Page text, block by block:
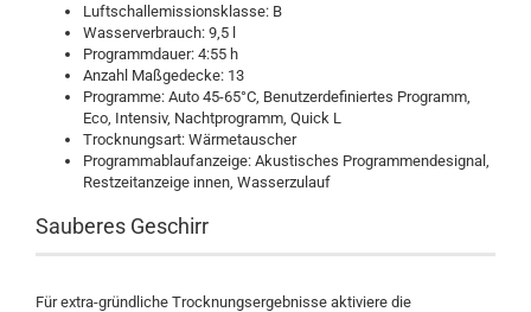
Luftschallemissionsklasse: B
Wasserverbrauch: 9,5 l
Programmdauer: 4:55 h
Anzahl Maßgedecke: 13
Programme: Auto 45-65°C, Benutzerdefiniertes Programm,
Eco, Intensiv, Nachtprogramm, Quick L
Trocknungsart: Wärmetauscher
Programmablaufanzeige: Akustisches Programmendesignal,
Restzeitanzeige innen, Wasserzulauf
Sauberes Geschirr
Für extra-gründliche Trocknungsergebnisse aktiviere die